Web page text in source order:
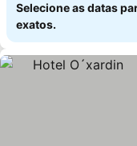
Selecione as datas
exatos.